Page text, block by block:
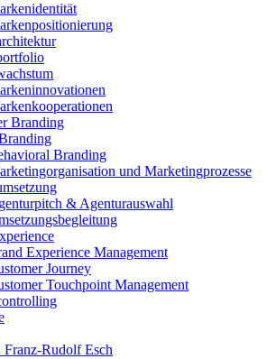
Branding
Branding
und Marketingprozesse
& Agenturauswahl
Experience Management
Journey
Touchpoint Management
Franz-Rudolf Esch